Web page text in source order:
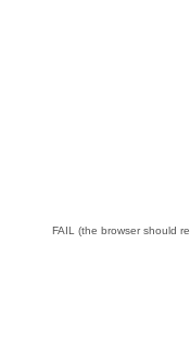
FAIL (the browser should